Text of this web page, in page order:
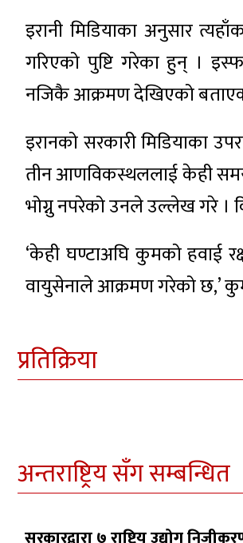
इरानी मिडियाका अनुसार
गरिएको पुष्टि गरेका हुन् ।
नजिकै आक्रमण देखिएको
इरानको सरकारी मिडियाका
तीन आणविकस्थललाई केही
भोग्नु नपरेको उनले उल्लेख गरे ।
‘केही घण्टाअघि कुमको हवाई
वायुसेनाले आक्रमण गरेको छ,’ कुम
प्रतिक्रिया
अन्तराष्ट्रिय सँग सम्बन्धित